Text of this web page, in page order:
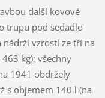
další kovové
trupu pod sedadlo
vzrostl ze tří na
kg); všechny
1941 obdržely
s objemem 140 l (na